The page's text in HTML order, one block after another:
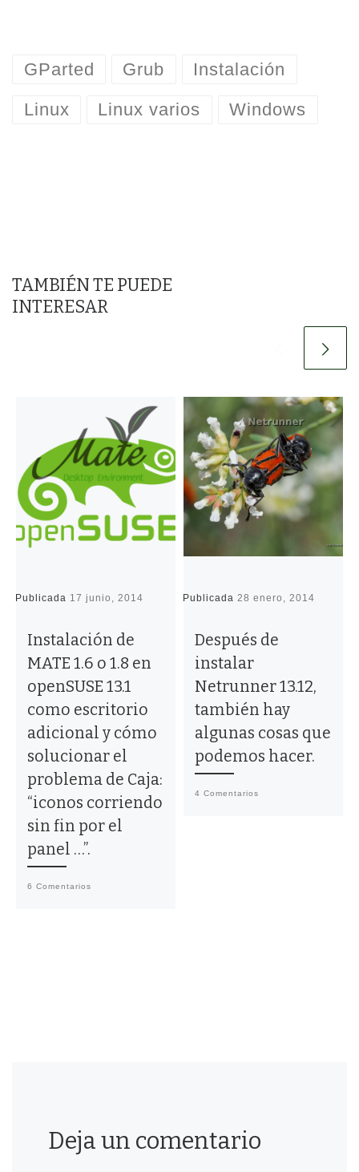
GParted Grub Instalación
Linux Linux varios Windows
TAMBIÉN TE PUEDE
INTERESAR
Publicada 17 junio, 2014
Instalación de
MATE 1.6 o 1.8 en
openSUSE 13.1
como escritorio
adicional y cómo
solucionar el
problema de Caja:
“iconos corriendo
sin fin por el
panel …”.
6 Comentarios
Publicada 28 enero, 2014
Después de
instalar
Netrunner 13.12,
también hay
algunas cosas que
podemos hacer.
4 Comentarios
Deja un comentario